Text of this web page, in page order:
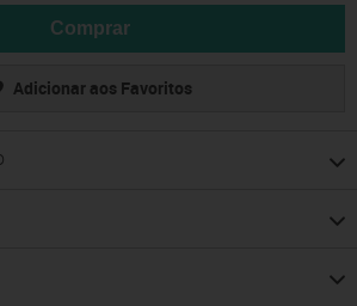
Comprar
Adicionar aos Favoritos